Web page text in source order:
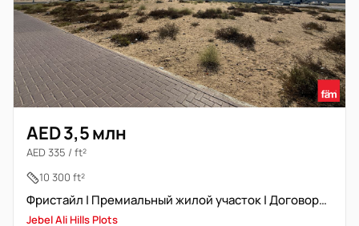
AED 3,5 млн
AED 335 / ft²
10 300 ft²
Фристайл | Премиальный жилой участок | Договорная цена
Jebel Ali Hills Plots